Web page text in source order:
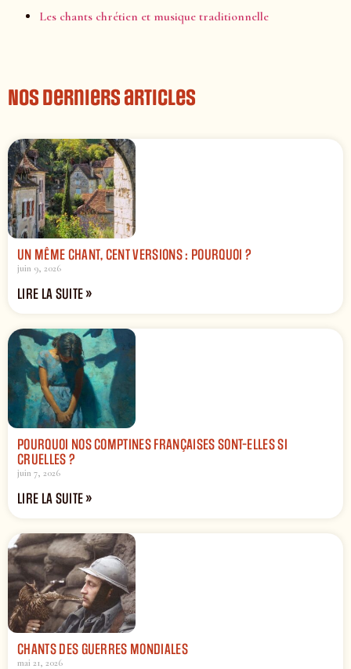
Les chants chrétien et musique traditionnelle
Nos derniers articles
UN MÊME CHANT, CENT VERSIONS : POURQUOI ?
juin 9, 2026
LIRE LA SUITE »
POURQUOI NOS COMPTINES FRANÇAISES SONT-ELLES SI
CRUELLES ?
juin 7, 2026
LIRE LA SUITE »
CHANTS DES GUERRES MONDIALES
mai 21, 2026